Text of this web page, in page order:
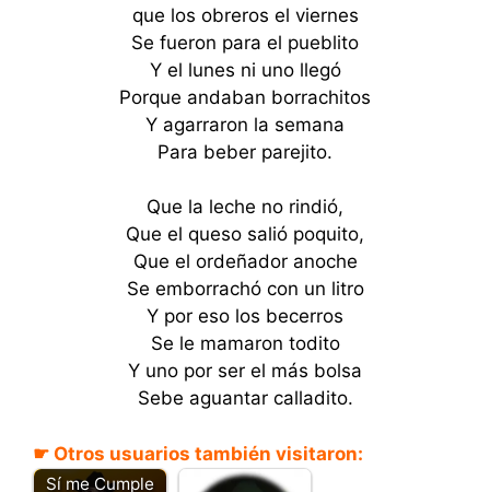
que los obreros el viernes
Se fueron para el pueblito
Y el lunes ni uno llegó
Porque andaban borrachitos
Y agarraron la semana
Para beber parejito.
Que la leche no rindió,
Que el queso salió poquito,
Que el ordeñador anoche
Se emborrachó con un litro
Y por eso los becerros
Se le mamaron todito
Y uno por ser el más bolsa
Sebe aguantar calladito.
☛ Otros usuarios también visitaron:
Sí me Cumple